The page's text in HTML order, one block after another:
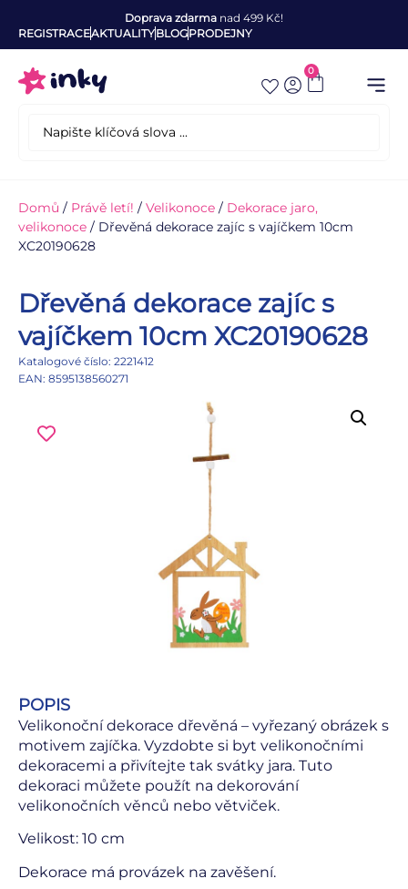
Doprava zdarma nad 499 Kč!
REGISTRACEAKTUALITYBLOGPRODEJNY
0
Domů / Právě letí! / Velikonoce / Dekorace jaro,
velikonoce / Dřevěná dekorace zajíc s vajíčkem 10cm
XC20190628
Dřevěná dekorace zajíc s
vajíčkem 10cm XC20190628
Katalogové číslo: 2221412
EAN: 8595138560271
POPIS
Velikonoční dekorace dřevěná – vyřezaný obrázek s
motivem zajíčka. Vyzdobte si byt velikonočními
dekoracemi a přivítejte tak svátky jara. Tuto
dekoraci můžete použít na dekorování
velikonočních věnců nebo větviček.
Velikost: 10 cm
Dekorace má provázek na zavěšení.